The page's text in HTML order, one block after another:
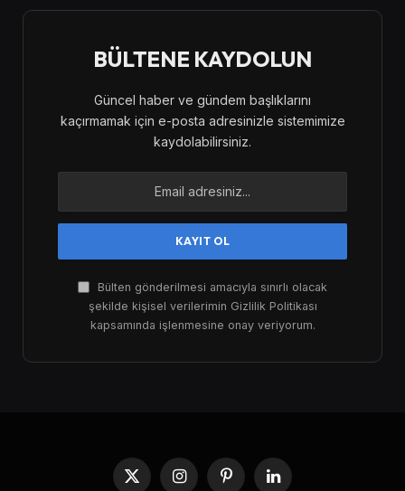
BÜLTENE KAYDOLUN
Güncel haber ve gündem başlıklarını
kaçırmamak için e-posta adresinizle sistemimize
kaydolabilirsiniz.
Bülten gönderilmesi amacıyla sınırlı olacak
şekilde kişisel verilerimin Gizlilik Politikası
kapsamında işlenmesine onay veriyorum.
X InstagramPinterestLinkedIn